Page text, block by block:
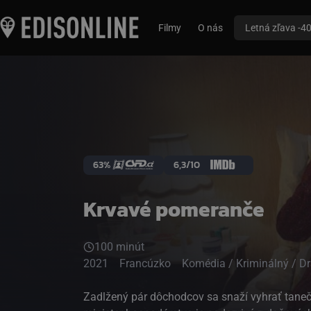
Filmy O nás Letná zľava -
Krvavé pomeranče
63% 6,3/10
100 minút
2021
Francúzko Komédia / Kriminálný /
Zadlžený pár dôchodcov sa snaží vyhrať